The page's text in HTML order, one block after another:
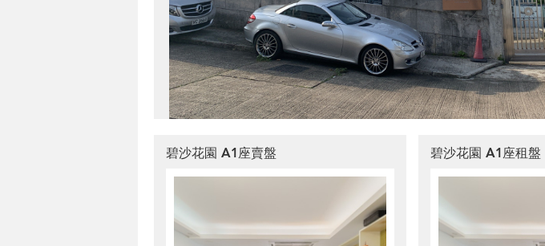
碧沙花園 A1座賣盤 碧沙花園 A1座租盤